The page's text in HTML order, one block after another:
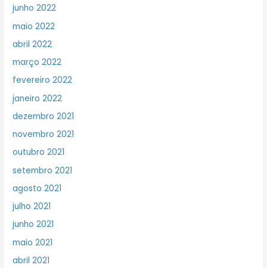
junho 2022
maio 2022
abril 2022
março 2022
fevereiro 2022
janeiro 2022
dezembro 2021
novembro 2021
outubro 2021
setembro 2021
agosto 2021
julho 2021
junho 2021
maio 2021
abril 2021